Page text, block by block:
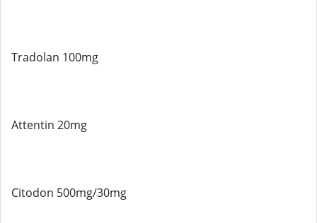
Tradolan 100mg
Attentin 20mg
Citodon 500mg/30mg